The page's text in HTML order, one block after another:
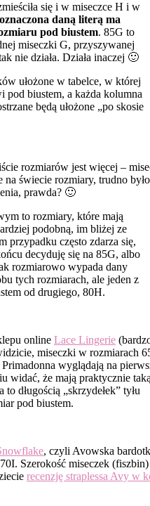
się i w miseczce H i w
daną literą ma
pod biustem. 85G to
miseczki G, przyszywanej
nie działa. Działa inaczej 🙂
ułożone w tabelce, w której
pod biustem, a każda kolumna
będą ułożone „po skosie
rozmiarów jest więcej –
świecie rozmiary, trudno
prawda? 🙂
to rozmiary, które mają
podobną, im bliżej ze
przypadku często zdarza się,
decyduję się na 85G, albo
rozmiarowo wypada dany
tych rozmiarach, ale jeden z
od drugiego, 80H.
online Lace Lingerie
miseczki w rozmiarach
wyglądają na
widać, że mają praktycznie
długością „skrzydełek” tyłu
pod biustem.
, czyli Avowska
Szerokość miseczek
recenzję straplessa Avy w